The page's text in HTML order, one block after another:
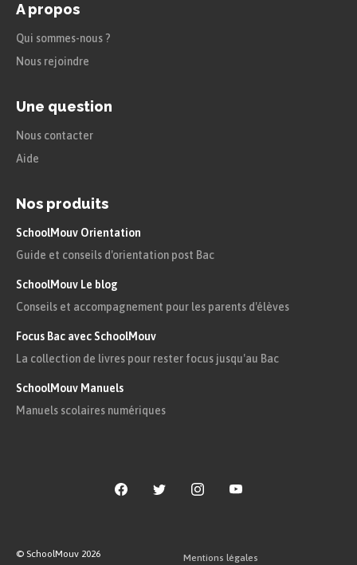
A propos
Qui sommes-nous ?
Nous rejoindre
Une question
Nous contacter
Aide
Nos produits
SchoolMouv Orientation
Guide et conseils d'orientation post Bac
SchoolMouv Le blog
Conseils et accompagnement pour les parents d'élèves
Focus Bac avec SchoolMouv
La collection de livres pour rester focus jusqu'au Bac
SchoolMouv Manuels
Manuels scolaires numériques
© SchoolMouv 2026 Mentions légales